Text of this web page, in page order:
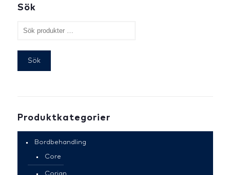
Sök
Sök
Produktkategorier
Bordbehandling
Core